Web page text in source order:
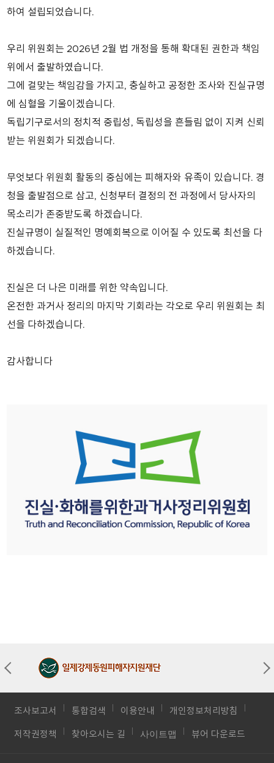
하여 설립되었습니다.
우리 위원회는 2026년 2월 법 개정을 통해 확대된 권한과 책임
위에서 출발하였습니다.
그에 걸맞는 책임감을 가지고, 충실하고 공정한 조사와 진실규명
에 심혈을 기울이겠습니다.
독립기구로서의 정치적 중립성, 독립성을 흔들림 없이 지켜 신뢰
받는 위원회가 되겠습니다.
무엇보다 위원회 활동의 중심에는 피해자와 유족이 있습니다. 경
청을 출발점으로 삼고, 신청부터 결정의 전 과정에서 당사자의
목소리가 존중받도록 하겠습니다.
진실규명이 실질적인 명예회복으로 이어질 수 있도록 최선을 다
하겠습니다.
진실은 더 나은 미래를 위한 약속입니다.
온전한 과거사 정리의 마지막 기회라는 각오로 우리 위원회는 최
선을 다하겠습니다.
감사합니다
조사보고서 통합검색 이용안내 개인정보처리방침
저작권정책 찾아오시는 길 사이트맵 뷰어 다운로드